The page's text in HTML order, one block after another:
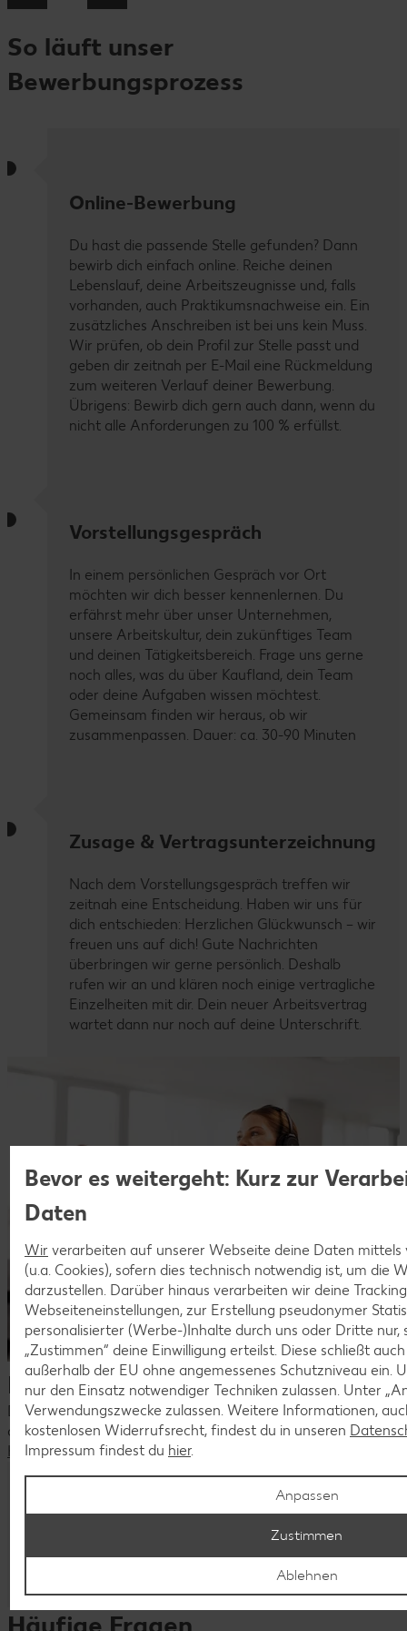
So läuft unser
Bewerbungsprozess
Online-Bewerbung
Du hast die passende Stelle gefunden? Dann
bewirb dich einfach online. Reiche deinen
Lebenslauf, deine Arbeitszeugnisse und, falls
vorhanden, auch Praktikumsnachweise ein. Ein
zusätzliches Anschreiben ist bei uns kein Muss.
Wir prüfen, ob dein Profil zur Stelle passt und
geben dir zeitnah per E-Mail eine Rückmeldung
zum weiteren Verlauf deiner Bewerbung.
Übrigens: Bewirb dich gern auch dann, wenn du
nicht alle Anforderungen zu 100 % erfüllst.
Vorstellungsgespräch
In einem persönlichen Gespräch vor Ort
möchten wir dich besser kennenlernen. Du
erfährst mehr über unser Unternehmen,
unsere Arbeitskultur, dein zukünftiges Team
und deinen Tätigkeitsbereich. Frage uns gerne
noch alles, was du über Kaufland, dein Team
oder deine Aufgaben wissen möchtest.
Gemeinsam finden wir heraus, ob wir
zusammenpassen. Dauer: ca. 30-90 Minuten
Zusage & Vertragsunterzeichnung
Nach dem Vorstellungsgespräch treffen wir
zeitnah eine Entscheidung. Haben wir uns für
dich entschieden: Herzlichen Glückwunsch – wir
freuen uns auf dich! Gute Nachrichten
überbringen wir gerne persönlich. Deshalb
rufen wir an und klären noch einige vertragliche
Einzelheiten mit dir. Dein neuer Arbeitsvertrag
wartet dann nur noch auf deine Unterschrift.
Dein Kontakt zu uns
Du hast Fragen zu unseren aktuellen Stellenangeboten oder
deiner Bewerbung?
Kontaktiere uns
Komm als Quereinsteiger ins Team!
Du hast Lust auf einen Job in der Filiale, aber noch keine
Quereinsteiger sind bei uns herzlich willkommen. Bewirb
Häufige Fragen
Bevor es weitergeht: Kurz zur
Daten
Wir verarbeiten auf unserer Webseite deine Daten mittels
(u.a. Cookies), sofern dies technisch notwendig ist, um die
darzustellen. Darüber hinaus verarbeiten wir deine
Webseiteneinstellungen, zur Erstellung pseudonymer
personalisierter (Werbe-)Inhalte durch uns oder Dritte nur,
„Zustimmen“ deine Einwilligung erteilst. Diese schließt
außerhalb der EU ohne angemessenes Schutzniveau ein.
nur den Einsatz notwendiger Techniken zulassen. Unter
Verwendungszwecke zulassen. Weitere Informationen,
kostenlosen Widerrufsrecht, findest du in unseren
Impressum findest du hier.
Anpassen
Ablehnen
Zustimmen